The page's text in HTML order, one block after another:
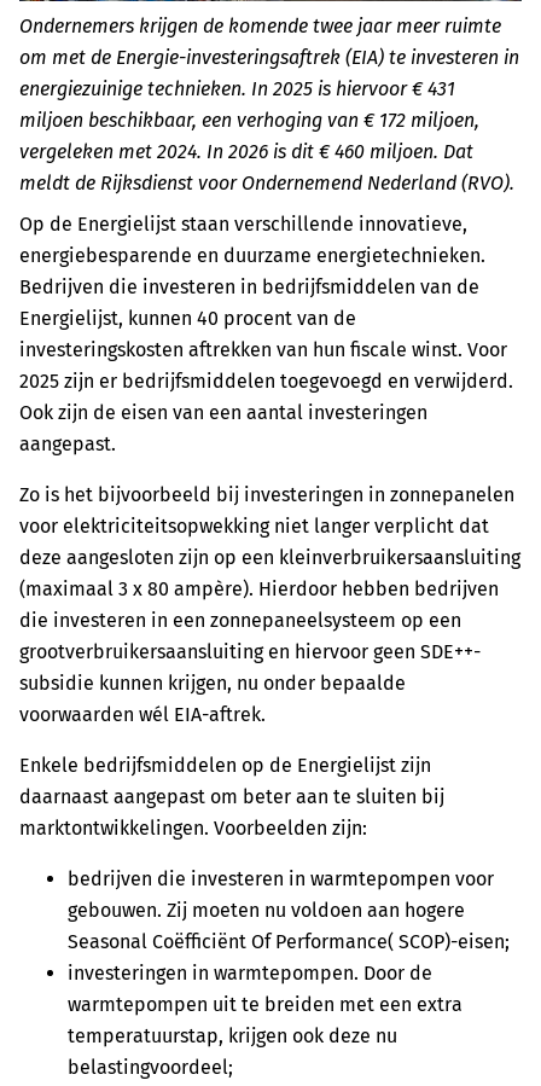
Ondernemers krijgen de komende twee jaar meer ruimte
om met de Energie-investeringsaftrek (EIA) te investeren in
energiezuinige technieken. In 2025 is hiervoor € 431
miljoen beschikbaar, een verhoging van € 172 miljoen,
vergeleken met 2024. In 2026 is dit € 460 miljoen. Dat
meldt de Rijksdienst voor Ondernemend Nederland (RVO).
Op de Energielijst staan verschillende innovatieve,
energiebesparende en duurzame energietechnieken.
Bedrijven die investeren in bedrijfsmiddelen van de
Energielijst, kunnen 40 procent van de
investeringskosten aftrekken van hun fiscale winst. Voor
2025 zijn er bedrijfsmiddelen toegevoegd en verwijderd.
Ook zijn de eisen van een aantal investeringen
aangepast.
Zo is het bijvoorbeeld bij investeringen in zonnepanelen
voor elektriciteitsopwekking niet langer verplicht dat
deze aangesloten zijn op een kleinverbruikersaansluiting
(maximaal 3 x 80 ampère). Hierdoor hebben bedrijven
die investeren in een zonnepaneelsysteem op een
grootverbruikersaansluiting en hiervoor geen SDE++-
subsidie kunnen krijgen, nu onder bepaalde
voorwaarden wél EIA-aftrek.
Enkele bedrijfsmiddelen op de Energielijst zijn
daarnaast aangepast om beter aan te sluiten bij
marktontwikkelingen. Voorbeelden zijn:
bedrijven die investeren in warmtepompen voor
gebouwen. Zij moeten nu voldoen aan hogere
Seasonal Coëfficiënt Of Performance( SCOP)-eisen;
investeringen in warmtepompen. Door de
warmtepompen uit te breiden met een extra
temperatuurstap, krijgen ook deze nu
belastingvoordeel;